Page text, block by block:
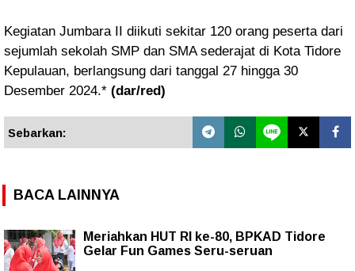
Kegiatan Jumbara II diikuti sekitar 120 orang peserta dari
sejumlah sekolah SMP dan SMA sederajat di Kota Tidore
Kepulauan, berlangsung dari tanggal 27 hingga 30
Desember 2024.* (dar/red)
Sebarkan:
BACA LAINNYA
Meriahkan HUT RI ke-80, BPKAD Tidore
Gelar Fun Games Seru-seruan